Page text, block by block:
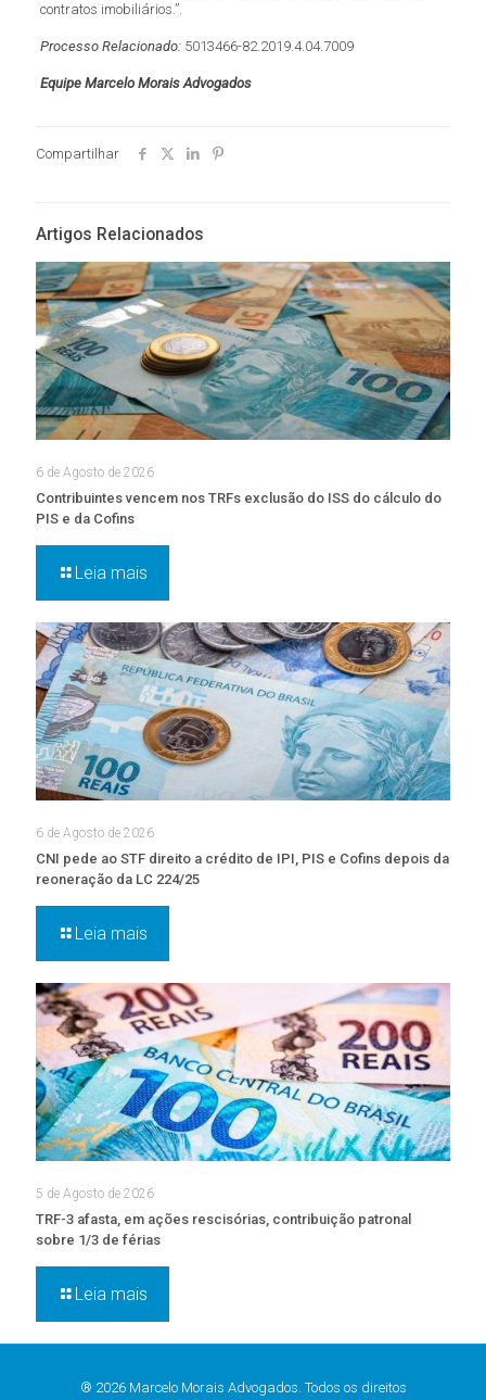
contratos imobiliários.”.
Processo Relacionado:5013466-82.2019.4.04.7009
Equipe Marcelo Morais Advogados
Compartilhar
Artigos Relacionados
6 de Agosto de 2026
Contribuintes vencem nos TRFs exclusão do ISS do cálculo do
PIS e da Cofins
Leia mais
6 de Agosto de 2026
CNI pede ao STF direito a crédito de IPI, PIS e Cofins depois da
reoneração da LC 224/25
Leia mais
5 de Agosto de 2026
TRF-3 afasta, em ações rescisórias, contribuição patronal
sobre 1/3 de férias
Leia mais
® 2026 Marcelo Morais Advogados. Todos os direitos